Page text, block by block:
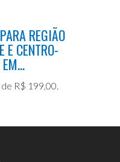
REGIÃO
E CENTRO-
R$ 199,00.